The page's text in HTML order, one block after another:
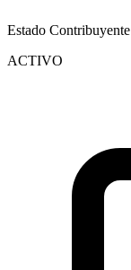
Estado Contribuyente
ACTIVO